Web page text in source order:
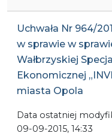
Uchwała Nr 964/
w sprawie w
Wałbrzyskiej
Ekonomicznej
miasta Opola
Data ostatniej
09-09-2015, 14:33